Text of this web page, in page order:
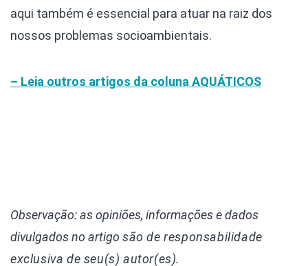
aqui também é essencial para atuar na raiz dos
nossos problemas socioambientais.
– Leia outros artigos da colunaAQUÁTICOS
Observação: as opiniões, informações e dados
divulgadosno artigo são de responsabilidade
exclusiva de seu(s) autor(es).